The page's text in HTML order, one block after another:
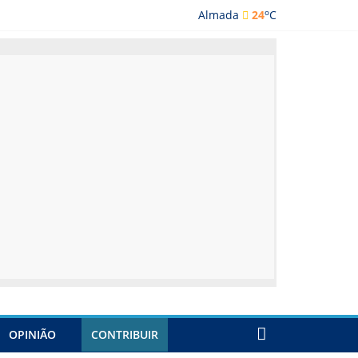
Almada 24oC
OPINIÃO CONTRIBUIR